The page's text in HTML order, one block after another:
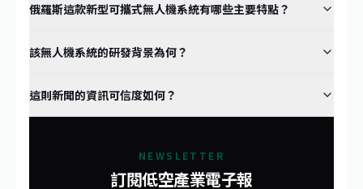
俄羅斯這款新型可攜式無人機系統有哪些主要特點？
該無人機系統的研發背景為何？
這則新聞的資訊可信度如何？
NEWSLETTER
訂閱低空產業電子報